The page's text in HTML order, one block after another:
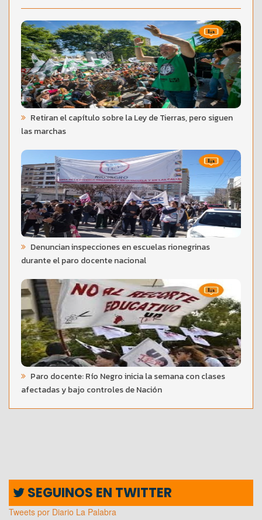
Retiran el capítulo sobre la Ley de Tierras, pero siguen
las marchas
Denuncian inspecciones en escuelas rionegrinas
durante el paro docente nacional
Paro docente: Río Negro inicia la semana con clases
afectadas y bajo controles de Nación
SEGUINOS EN TWITTER
Tweets por Diario La Palabra